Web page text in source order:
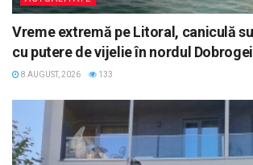
Vreme extremă pe Litoral, caniculă
cu putere de vijelie în nordul Dobrogei
8 AUGUST, 2026 133